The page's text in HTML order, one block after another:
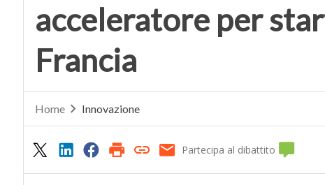
acceleratore per
Francia
Home Innovazione
Partecipa al dibattito